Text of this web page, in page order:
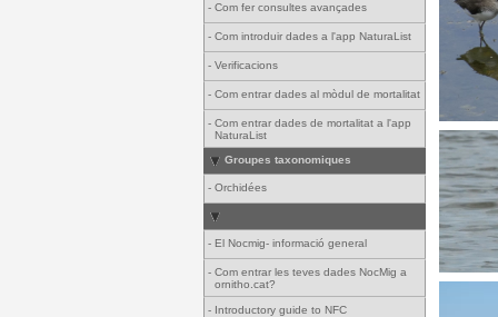
- Com fer consultes avançades
- Com introduir dades a l'app NaturaList
- Verificacions
- Com entrar dades al mòdul de mortalitat
- Com entrar dades de mortalitat a l'app
NaturaList
Groupes taxonomiques
- Orchidées
- El Nocmig- informació general
- Com entrar les teves dades NocMig a
ornitho.cat?
- Introductory guide to NFC